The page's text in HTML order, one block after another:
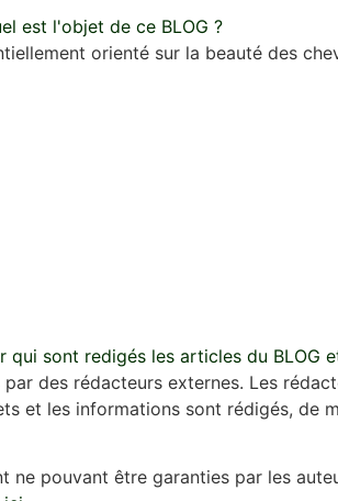
est l'objet de ce BLOG ?
orienté sur la beauté des
qui sont redigés les articles du BLOG
des rédacteurs externes. Les
et les informations sont rédigés, de
ne pouvant être garanties par les